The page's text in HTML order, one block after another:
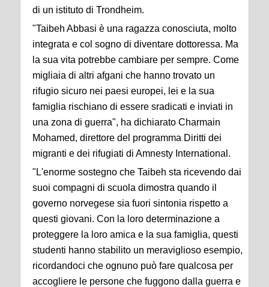
di un istituto di Trondheim.
"Taibeh Abbasi è una ragazza conosciuta, molto
integrata e col sogno di diventare dottoressa. Ma
la sua vita potrebbe cambiare per sempre. Come
migliaia di altri afgani che hanno trovato un
rifugio sicuro nei paesi europei, lei e la sua
famiglia rischiano di essere sradicati e inviati in
una zona di guerra", ha dichiarato Charmain
Mohamed, direttore del programma Diritti dei
migranti e dei rifugiati di Amnesty International.
"L'enorme sostegno che Taibeh sta ricevendo dai
suoi compagni di scuola dimostra quando il
governo norvegese sia fuori sintonia rispetto a
questi giovani. Con la loro determinazione a
proteggere la loro amica e la sua famiglia, questi
studenti hanno stabilito un meraviglioso esempio,
ricordandoci che ognuno può fare qualcosa per
accogliere le persone che fuggono dalla guerra e